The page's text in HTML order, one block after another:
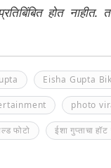
होत
Eisha Gupta
photo
फोटो ईशा गुप्ताचा हॉट